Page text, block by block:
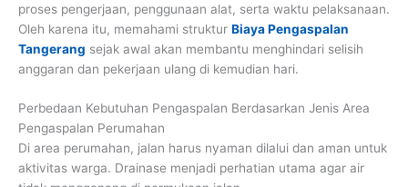
proses pengerjaan, penggunaan alat, serta waktu pelaksanaan.
Oleh karena itu, memahami struktur Biaya Pengaspalan
Tangerang sejak awal akan membantu menghindari selisih
anggaran dan pekerjaan ulang di kemudian hari.
Perbedaan Kebutuhan Pengaspalan Berdasarkan Jenis Area
Pengaspalan Perumahan
Di area perumahan, jalan harus nyaman dilalui dan aman untuk
aktivitas warga. Drainase menjadi perhatian utama agar air